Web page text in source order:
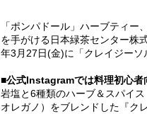
「ポンパドール」ハーブティー
を手がける日本緑茶センター株
年3月27日(金)に「クレイジーソ
■公式Instagramでは料理初心者
岩塩と6種類のハーブ＆スパイ
オレガノ）をブレンドした『ク